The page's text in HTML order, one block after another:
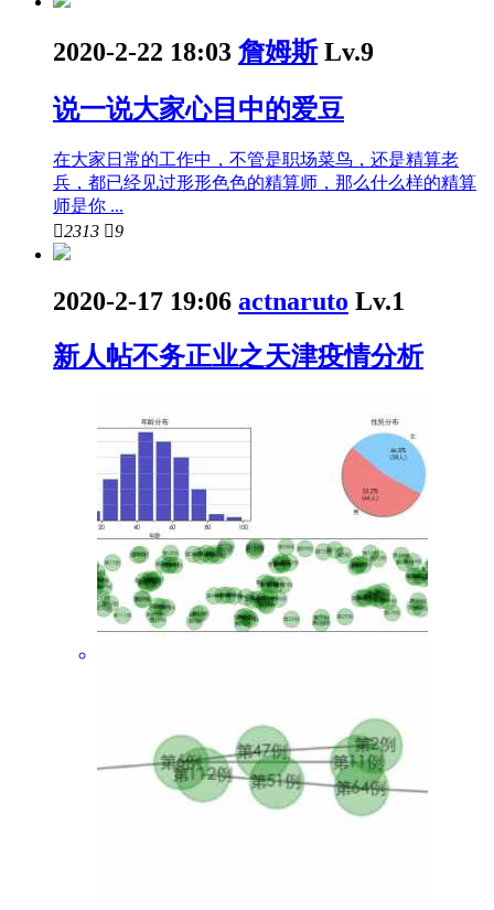
2020-2-22 18:03 詹姆斯 Lv.9
说一说大家心目中的爱豆
在大家日常的工作中，不管是职场菜鸟，还是精算老
兵，都已经见过形形色色的精算师，那么什么样的精算
师是你 ...
2313 9
2020-2-17 19:06 actnaruto Lv.1
新人帖不务正业之天津疫情分析